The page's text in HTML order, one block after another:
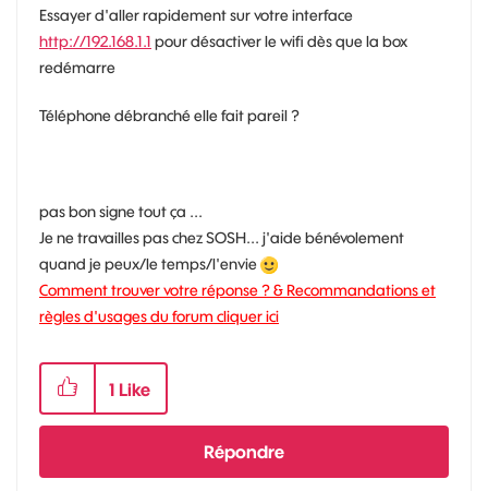
Essayer d'aller rapidement sur votre interface
http://192.168.1.1 pour désactiver le wifi dès que la box
redémarre
Téléphone débranché elle fait pareil ?
pas bon signe tout ça ...
Je ne travailles pas chez SOSH... j'aide bénévolement
quand je peux/le temps/l'envie
Comment trouver votre réponse ? & Recommandations et
règles d'usages du forum cliquer ici
1 Like
Répondre